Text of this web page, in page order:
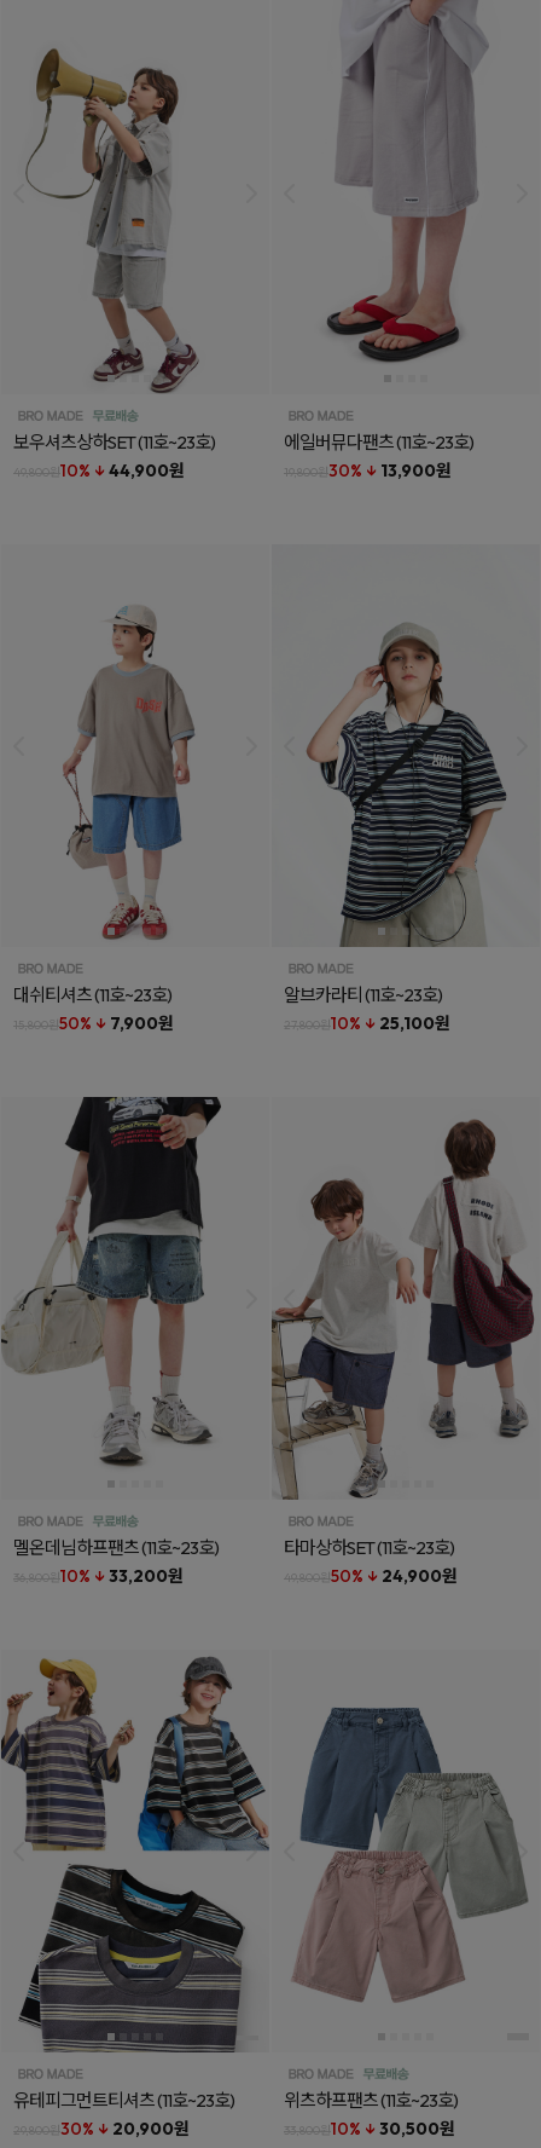
보우셔츠상하SET(11호~23호)
49,800원10% ↓ 44,900원
에일버뮤다팬츠(11호~23호)
19,800원30% ↓ 13,900원
대쉬티셔츠(11호~23호)
15,800원50% ↓ 7,900원
알브카라티(11호~23호)
27,800원10% ↓ 25,100원
멜온데님하프팬츠(11호~23호)
36,800원10% ↓ 33,200원
타마상하SET(11호~23호)
49,800원50% ↓ 24,900원
유테피그먼트티셔츠(11호~23호)
29,800원30% ↓ 20,900원
위츠하프팬츠(11호~23호)
33,800원10% ↓ 30,500원